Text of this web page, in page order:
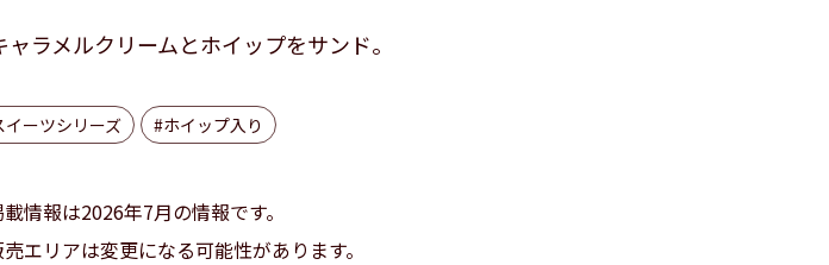
ャラメルクリームとホイップをサンド。
イーツシリーズ #ホイップ入り
情報は2026年7月の情報です。
エリアは変更になる可能性があります。